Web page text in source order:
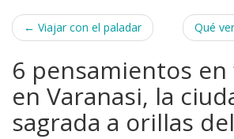
Navegación
de
entradas
← Viajar con el paladar Qué
6 pensamientos en
en Varanasi, la
sagrada a orillas